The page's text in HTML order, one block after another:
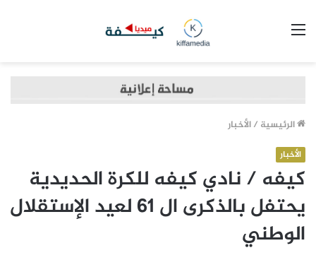
الرئيسية /الأخبار
الأخبار
كيفه / نادي كيفه للكرة الحديدية
يحتفل بالذكرى ال 61 لعيد الإستقلال
الوطني